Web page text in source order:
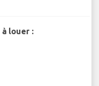
louer :